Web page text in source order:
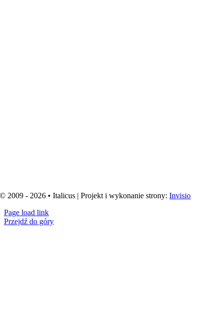
© 2009 - 2026 • Italicus | Projekt i wykonanie strony:Invisio
Page load link
Przejdź do góry